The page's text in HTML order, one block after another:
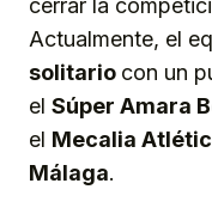
cerrar la
Actualmente, el
solitario con un
el Súper Amara
el Mecalia
Málaga.